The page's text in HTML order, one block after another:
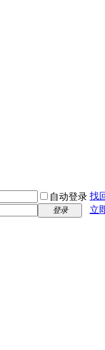
自动登录 找
登录
立